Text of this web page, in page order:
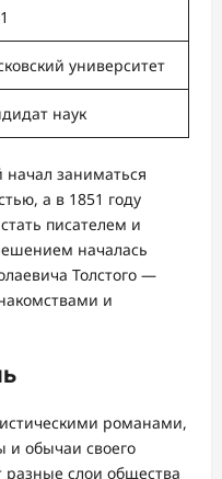
университет
наук
начал заниматься
а в 1851 году
писателем и
началась
Толстого —
и
романами,
и обычаи своего
слои общества